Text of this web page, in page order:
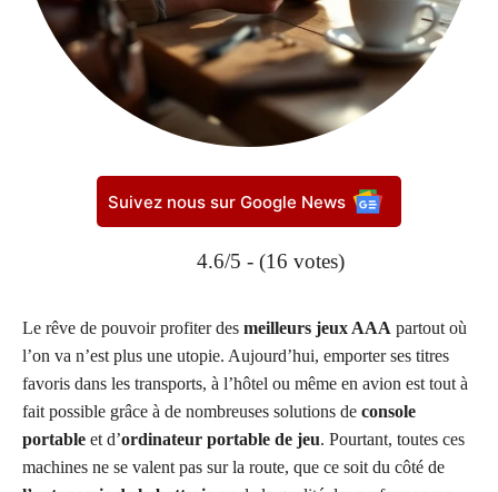
Suivez nous sur Google News
4.6/5 - (16 votes)
Le rêve de pouvoir profiter des meilleurs jeux AAA partout où
l’on va n’est plus une utopie. Aujourd’hui, emporter ses titres
favoris dans les transports, à l’hôtel ou même en avion est tout à
fait possible grâce à de nombreuses solutions de console
portable et d’ordinateur portable de jeu. Pourtant, toutes ces
machines ne se valent pas sur la route, que ce soit du côté de